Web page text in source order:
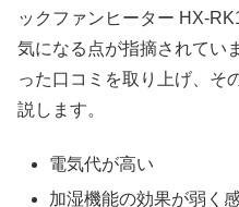
ックファンヒーター HX-
気になる点が指摘されてい
った口コミを取り上げ、そ
説します。
電気代が高い
加湿機能の効果が弱く